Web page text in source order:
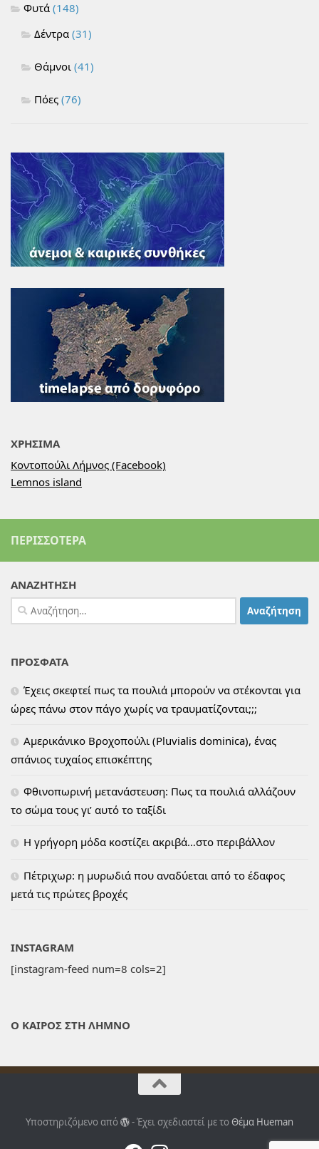
Φυτά (148)
Δέντρα (31)
Θάμνοι (41)
Πόες (76)
ΧΡΗΣΙΜΑ
Κοντοπούλι Λήμνος (Facebook)
Lemnos island
ΠΕΡΙΣΣΌΤΕΡΑ
ΑΝΑΖΗΤΗΣΗ
Αναζήτηση
για:
ΠΡΟΣΦΑΤΑ
Έχεις σκεφτεί πως τα πουλιά μπορούν να στέκονται για
ώρες πάνω στον πάγο χωρίς να τραυματίζονται;;;
Αμερικάνικο Βροχοπούλι (Pluvialis dominica), ένας
σπάνιος τυχαίος επισκέπτης
Φθινοπωρινή μετανάστευση: Πως τα πουλιά αλλάζουν
το σώμα τους γι’ αυτό το ταξίδι
H γρήγορη μόδα κοστίζει ακριβά…στο περιβάλλον
Πέτριχωρ: η μυρωδιά που αναδύεται από το έδαφος
μετά τις πρώτες βροχές
INSTAGRAM
[instagram-feed num=8 cols=2]
Ο ΚΑΙΡΟΣ ΣΤΗ ΛΗΜΝΟ
Υποστηριζόμενο από - Έχει σχεδιαστεί με το Θέμα Ηueman